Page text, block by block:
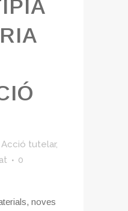
Acció tutelar,
0
noves